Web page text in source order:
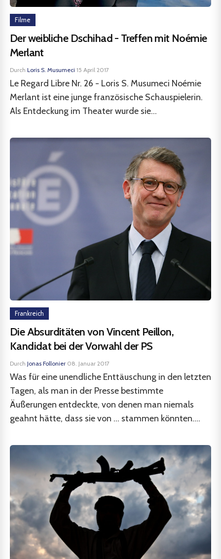
Filme
Der weibliche Dschihad - Treffen mit Noémie
Merlant
Durch Loris S. Musumeci·15 April 2017
Le Regard Libre Nr. 26 - Loris S. Musumeci Noémie
Merlant ist eine junge französische Schauspielerin.
Als Entdeckung im Theater wurde sie...
Frankreich
Die Absurditäten von Vincent Peillon,
Kandidat bei der Vorwahl der PS
Durch Jonas Follonier·08. Januar 2017
Was für eine unendliche Enttäuschung in den letzten
Tagen, als man in der Presse bestimmte
Äußerungen entdeckte, von denen man niemals
geahnt hätte, dass sie von … stammen könnten….